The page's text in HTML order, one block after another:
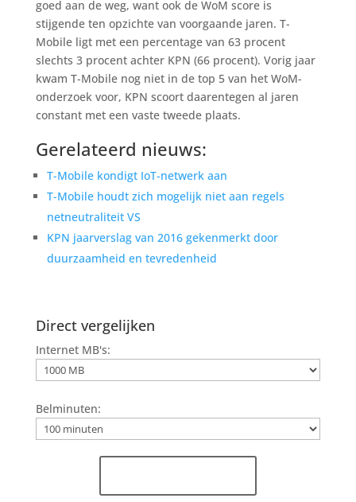
goed aan de weg, want ook de WoM score is
stijgende ten opzichte van voorgaande jaren. T-
Mobile ligt met een percentage van 63 procent
slechts 3 procent achter KPN (66 procent). Vorig jaar
kwam T-Mobile nog niet in de top 5 van het WoM-
onderzoek voor, KPN scoort daarentegen al jaren
constant met een vaste tweede plaats.
Gerelateerd nieuws:
T-Mobile kondigt IoT-netwerk aan
T-Mobile houdt zich mogelijk niet aan regels
netneutraliteit VS
KPN jaarverslag van 2016 gekenmerkt door
duurzaamheid en tevredenheid
Direct vergelijken
Internet MB's:
Belminuten: